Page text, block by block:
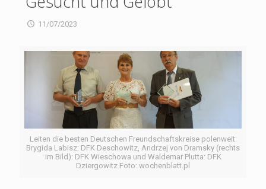
11/07/2023
Leiten die besten Deutschen Freundschaftskreise polenweit:
Brygida Labisz: DFK Deschowitz, Andrzej von Dramsky (rechts
im Bild): DFK Wieschowa und Waldemar Plutta: DFK
Dziergowitz Foto: wochenblatt.pl